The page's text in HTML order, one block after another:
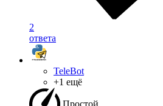
2
ответа
TeleBot
+1 ещё
Простой